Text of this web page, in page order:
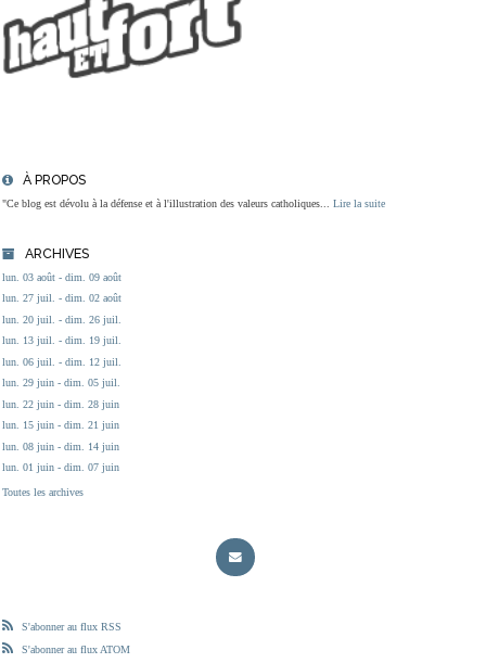
À PROPOS
"Ce blog est dévolu à la défense et à l'illustration des valeurs catholiques... Lire la suite
ARCHIVES
lun. 03 août - dim. 09 août
lun. 27 juil. - dim. 02 août
lun. 20 juil. - dim. 26 juil.
lun. 13 juil. - dim. 19 juil.
lun. 06 juil. - dim. 12 juil.
lun. 29 juin - dim. 05 juil.
lun. 22 juin - dim. 28 juin
lun. 15 juin - dim. 21 juin
lun. 08 juin - dim. 14 juin
lun. 01 juin - dim. 07 juin
Toutes les archives
S'abonner au flux RSS
S'abonner au flux ATOM